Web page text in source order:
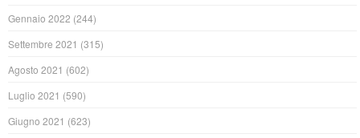
Gennaio 2022 (244)
Settembre 2021 (315)
Agosto 2021 (602)
Luglio 2021 (590)
Giugno 2021 (623)